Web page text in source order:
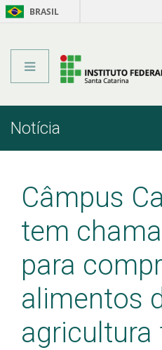
BRASIL
NotíciaInício
Câmpus
tem
para
alimentos